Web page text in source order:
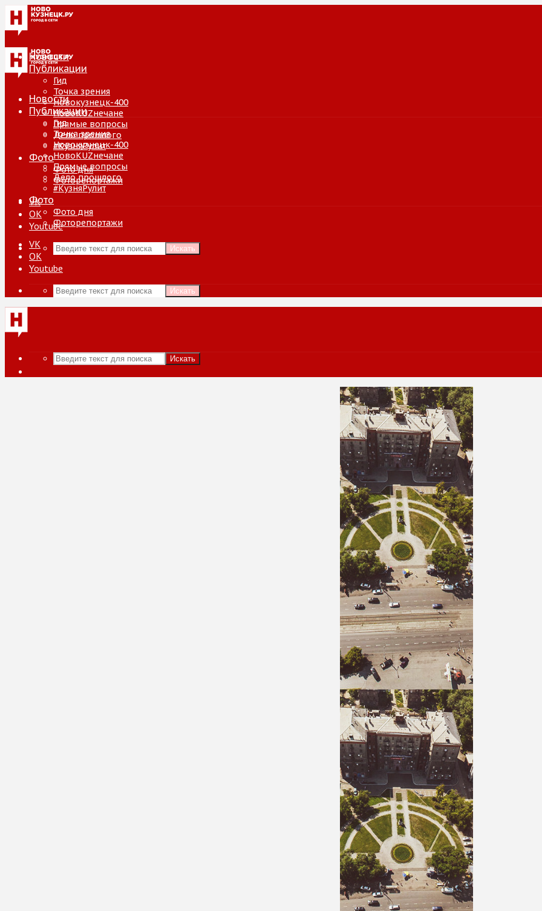
Новости
Публикации
Гид
Точка зрения
Новокузнецк-400
НовоKUZнечане
Прямые вопросы
Дело прошлого
#КузняРулит
Фото
Фото дня
Фоторепортажи
VK
ОК
Youtube
Искать
Новости
Публикации
Гид
Точка зрения
Новокузнецк-400
НовоKUZнечане
Прямые вопросы
Дело прошлого
#КузняРулит
Фото
Фото дня
Фоторепортажи
VK
ОК
Youtube
Искать
Искать